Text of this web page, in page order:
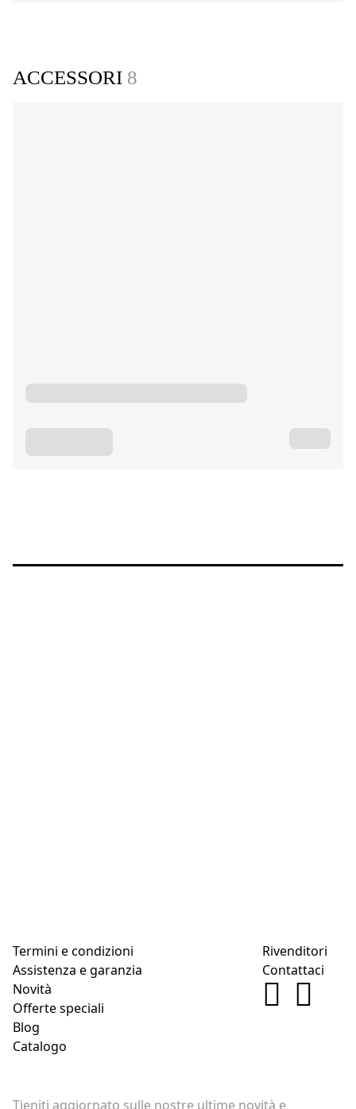
ACCESSORI 8
Termini e condizioni
Assistenza e garanzia
Novità
Offerte speciali
Blog
Catalogo
Rivenditori
Contattaci
Tieniti aggiornato sulle nostre ultime novità e